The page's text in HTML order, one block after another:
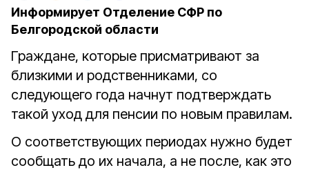
Информирует Отделение СФР по
Белгородской области
Граждане, которые присматривают за
близкими и родственниками, со
следующего года начнут подтверждать
такой уход для пенсии по новым правилам.
О соответствующих периодах нужно будет
сообщать до их начала, а не после, как это